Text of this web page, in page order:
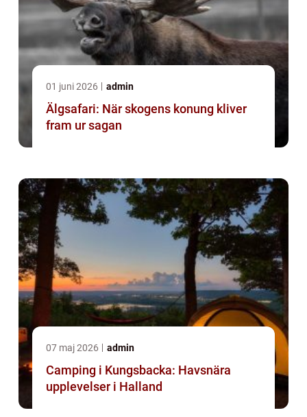
01 juni 2026 admin
Älgsafari: När skogens konung kliver
fram ur sagan
07 maj 2026 admin
Camping i Kungsbacka: Havsnära
upplevelser i Halland